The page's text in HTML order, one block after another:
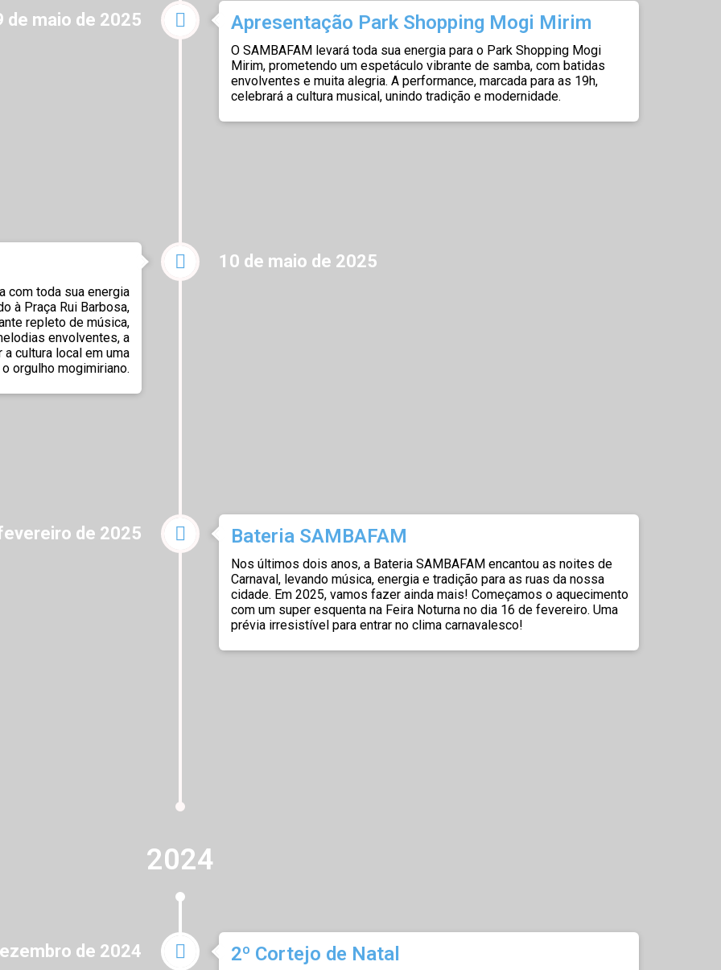
de maio de 2025 Apresentação Park Shopping Mogi Mirim
O SAMBAFAM levará toda sua energia para o Park Shopping Mogi
Mirim, prometendo um espetáculo vibrante de samba, com batidas
envolventes e muita alegria. A performance, marcada para as 19h,
celebrará a cultura musical, unindo tradição e modernidade.
10 de maio de 2025
com toda sua energia
à Praça Rui Barbosa,
repleto de música,
envolventes, a
cultura local em uma
orgulho mogimiriano.
de 2025 Bateria SAMBAFAM
Nos últimos dois anos, a Bateria SAMBAFAM encantou as noites de
Carnaval, levando música, energia e tradição para as ruas da nossa
cidade. Em 2025, vamos fazer ainda mais! Começamos o aquecimento
com um super esquenta na Feira Noturna no dia 16 de fevereiro. Uma
prévia irresistível para entrar no clima carnavalesco!
2024
de 2024 2º Cortejo de Natal